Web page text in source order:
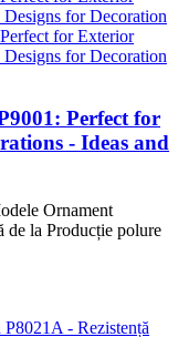
Perfect for
- Ideas and
Ornament
de la Producție polure